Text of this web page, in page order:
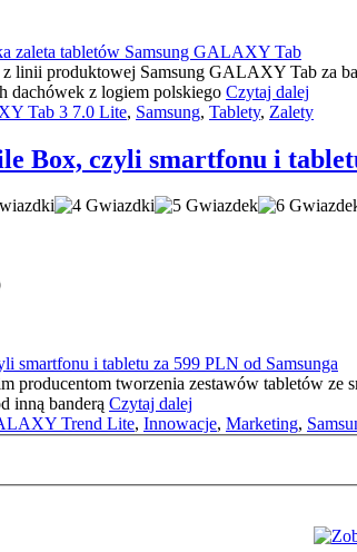
linii produktowej Samsung GALAXY Tab za
dachówek z logiem polskiego Czytaj dalej
Tab 3 7.0 Lite, Samsung, Tablety, Zalety
Box, czyli smartfonu i
producentom tworzenia zestawów tabletów
inną banderą Czytaj dalej
Trend Lite, Innowacje, Marketing,